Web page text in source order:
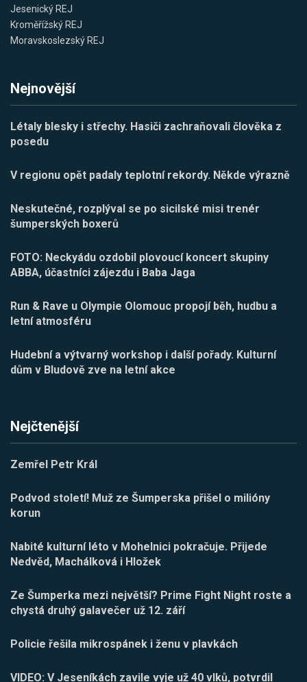
Jesenický REJ
Kroměřížský REJ
Moravskoslezský REJ
Nejnovější
Létaly blesky i střechy. Hasiči zachraňovali člověka z
posedu
V regionu opět padaly teplotní rekordy. Někde výrazně
Neskutečné, rozplýval se po sicilské misi trenér
šumperských boxerů
FOTO: Neckyádu ozdobil plovoucí koncert skupiny
ABBA, účastníci zájezdu i Baba Jaga
Run & Rave u Olympie Olomouc propojí běh, hudbu a
letní atmosféru
Hudební a výtvarný workshop i další pořady. Kulturní
dům v Bludově zve na letní akce
Nejčtenější
Zemřel Petr Král
Podvod století! Muž ze Šumperska přišel o milióny
korun
Nabité kulturní léto v Mohelnici pokračuje. Přijede
Nedvěd, Machálková i Hložek
Ze Šumperka mezi největší? Prime Fight Night roste a
chystá druhý galavečer už 12. září
Policie řešila mikrospánek i ženu v plavkách
VIDEO: V Jeseníkách zavile vyje už 40 vlků, potvrdil